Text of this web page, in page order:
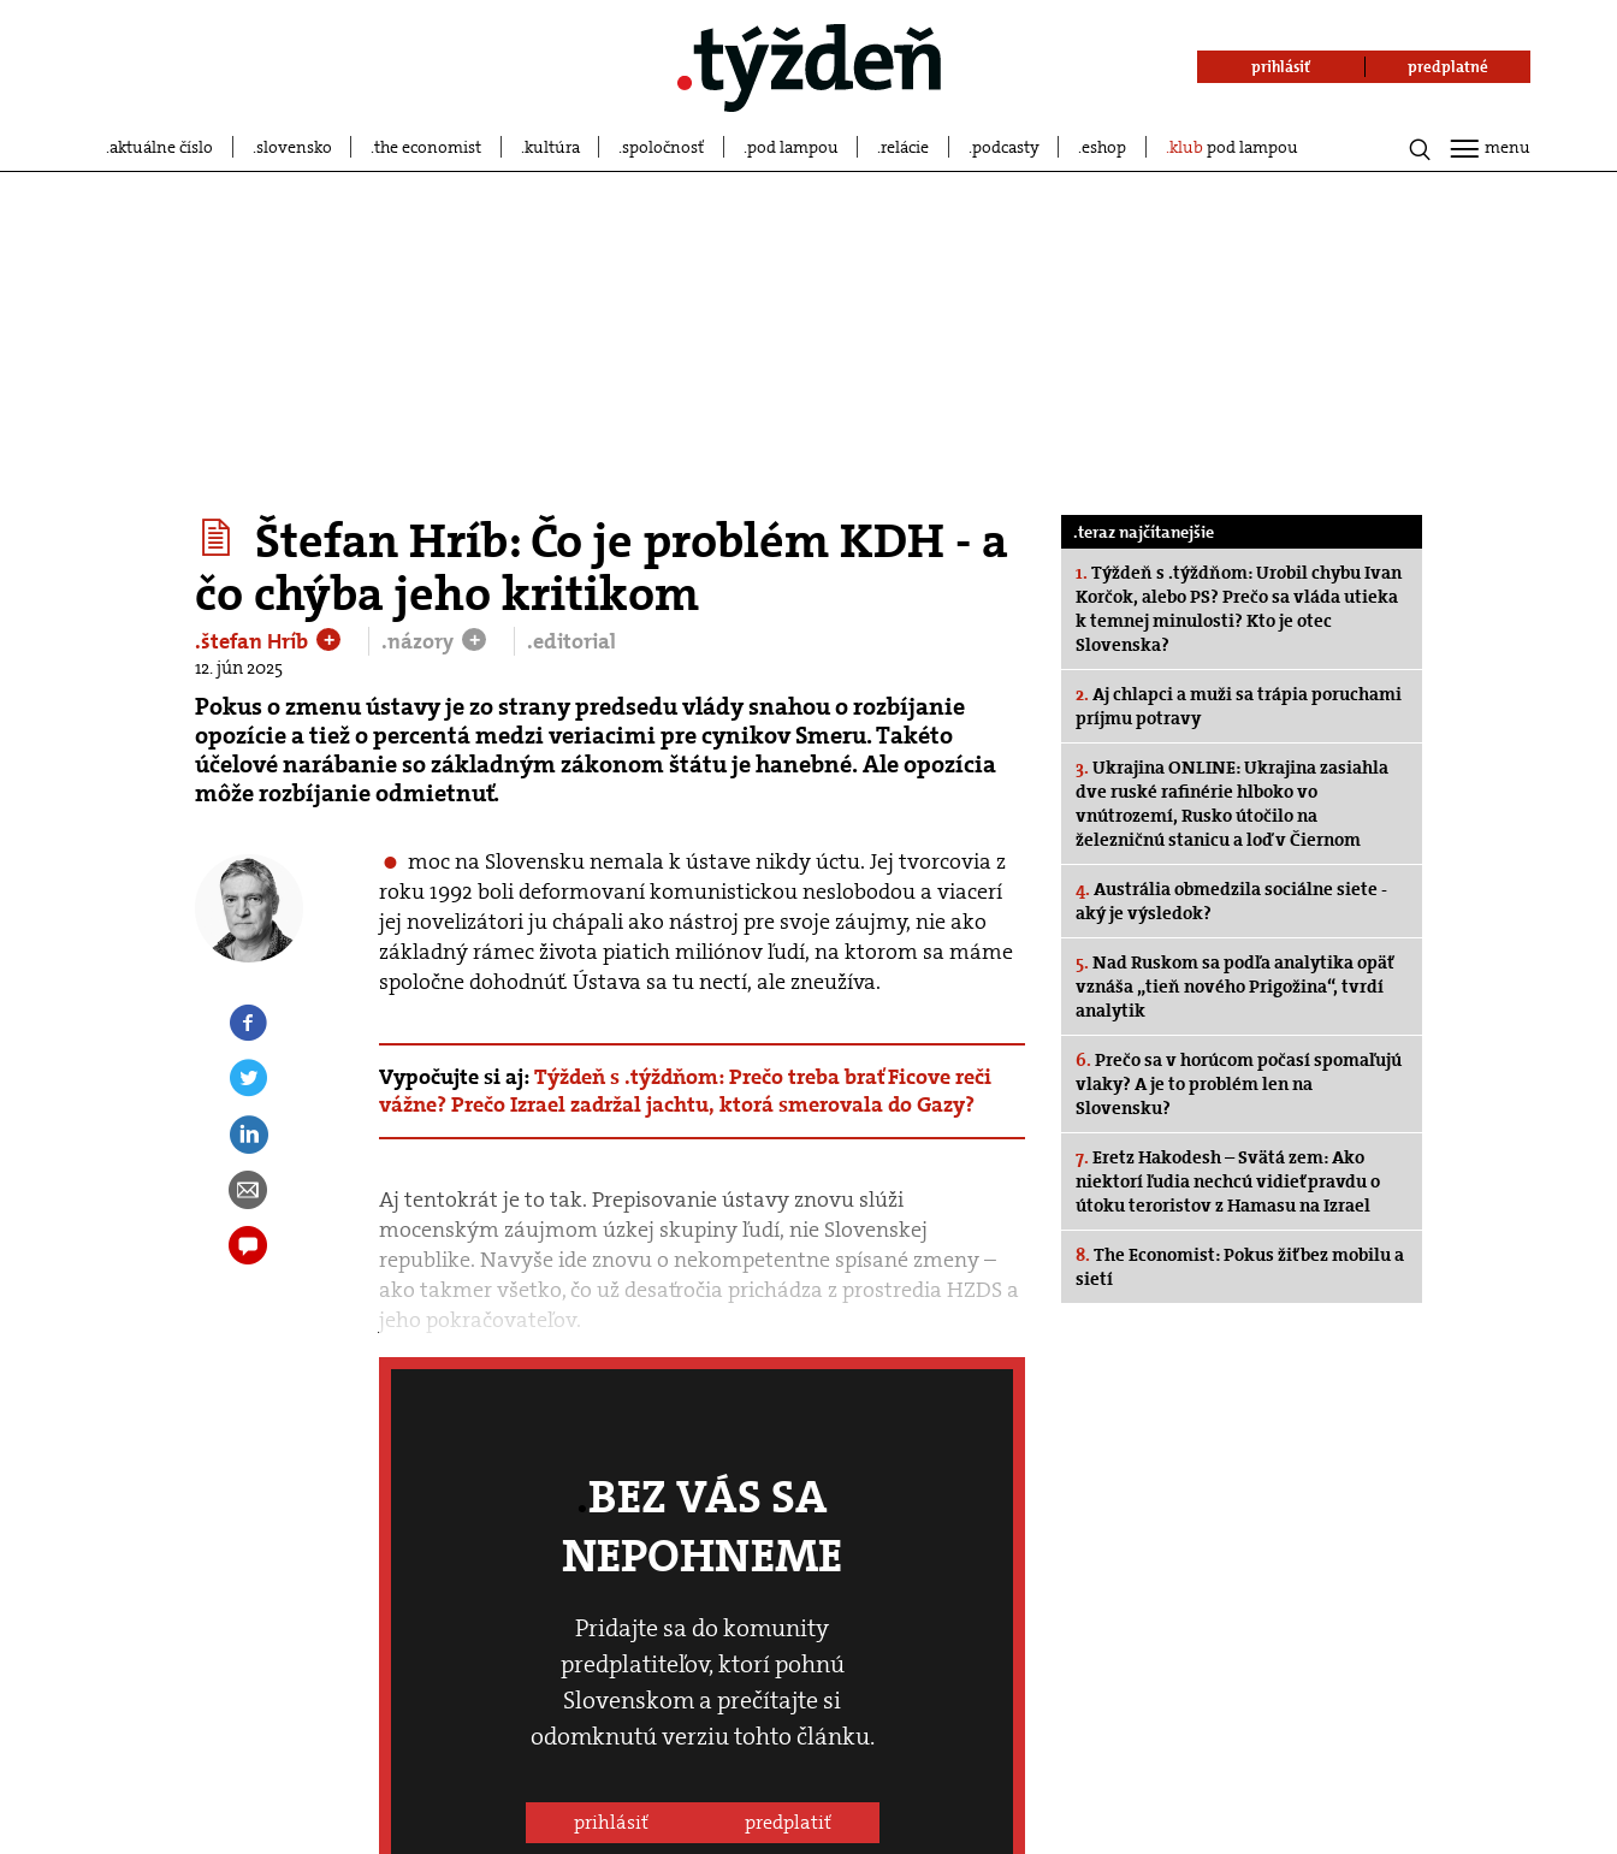
aktuálne číslo slovensko the economist kultúra spoločnosť pod lampou relácie podcasty eshop klubpod lampou
prihlásiť predplatné
menu
Štefan Hríb: Čo je problém KDH - a
čo chýba jeho kritikom
.štefan Hríb + .názory + .editorial
12. jún 2025
Pokus o zmenu ústavy je zo strany predsedu vlády snahou o rozbíjanie
opozície a tiež o percentá medzi veriacimi pre cynikov Smeru. Takéto
účelové narábanie so základným zákonom štátu je hanebné. Ale opozícia
môže rozbíjanie odmietnuť.
moc na Slovensku nemala k ústave nikdy úctu. Jej tvorcovia z
roku 1992 boli deformovaní komunistickou neslobodou a viacerí
jej novelizátori ju chápali ako nástroj pre svoje záujmy, nie ako
základný rámec života piatich miliónov ľudí, na ktorom sa máme
spoločne dohodnúť. Ústava sa tu nectí, ale zneužíva.
Vypočujte si aj:Týždeň s .týždňom: Prečo treba brať Ficove reči
vážne? Prečo Izrael zadržal jachtu, ktorá smerovala do Gazy?
Aj tentokrát je to tak. Prepisovanie ústavy znovu slúži
mocenským záujmom úzkej skupiny ľudí, nie Slovenskej
republike. Navyše ide znovu o nekompetentne spísané zmeny –
ako takmer všetko, čo už desaťročia prichádza z prostredia HZDS a
jeho pokračovateľov.
BEZ VÁS SA
NEPOHNEME
Pridajte sa do komunity
predplatiteľov, ktorí pohnú
Slovenskom a prečítajte si
odomknutú verziu tohto článku.
prihlásiť predplatiť
.teraz najčítanejšie
1. Týždeň s .týždňom: Urobil chybu Ivan
Korčok, alebo PS? Prečo sa vláda utieka
k temnej minulosti? Kto je otec
Slovenska?
2. Aj chlapci a muži sa trápia poruchami
príjmu potravy
3. Ukrajina ONLINE: Ukrajina zasiahla
dve ruské rafinérie hlboko vo
vnútrozemí, Rusko útočilo na
železničnú stanicu a loď v Čiernom
4. Austrália obmedzila sociálne siete -
aký je výsledok?
5. Nad Ruskom sa podľa analytika opäť
vznáša „tieň nového Prigožina“, tvrdí
analytik
6. Prečo sa v horúcom počasí spomaľujú
vlaky? A je to problém len na
Slovensku?
7. Eretz Hakodesh – Svätá zem: Ako
niektorí ľudia nechcú vidieť pravdu o
útoku teroristov z Hamasu na Izrael
8. The Economist: Pokus žiť bez mobilu a
sietí